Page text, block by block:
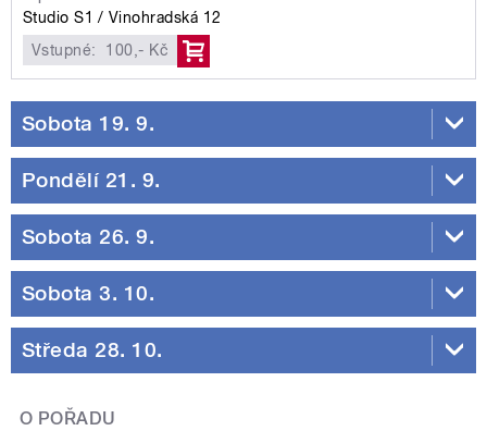
Studio S1
Vinohradská 12
Vstupné:
100,- Kč
Sobota 19. 9.
Pondělí 21. 9.
Sobota 26. 9.
Sobota 3. 10.
Středa 28. 10.
O POŘADU